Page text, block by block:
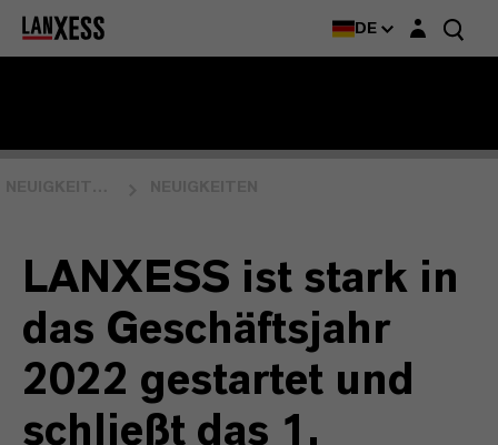
DE Login-Maske
LANXESS ist stark in
das Geschäftsjahr
2022 gestartet und
schließt das 1.